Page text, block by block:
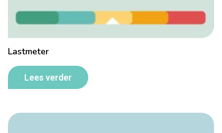
Lastmeter
Lees verder